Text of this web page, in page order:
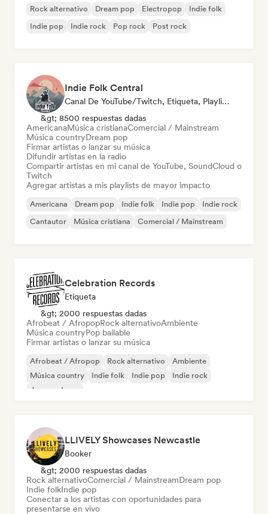
Rock alternativo Dream pop Electropop
Indie folk
Indie pop
Indie rock Pop rock Post rock
Indie Folk Central
Canal De YouTube/Twitch, Etiqueta, Playlist Curator, Emisoras De Radio
&gt; 8500 respuestas dadas
AmericanaMúsica cristianaComercial / Mainstream
Música countryDream pop
Firmar artistas o lanzar su música
Difundir artistas en la radio
Compartir artistas en mi canal de YouTube, SoundCloud o
Twitch
Agregar artistas a mis playlists de mayor impacto
Americana Dream pop Indie folk Indie pop
Indie rock
Cantautor
Música cristiana Comercial / Mainstream
Celebration Records
Etiqueta
&gt; 2000 respuestas dadas
Afrobeat / AfropopRock alternativoAmbiente
Música countryPop bailable
Firmar artistas o lanzar su música
Afrobeat / Afropop Rock alternativo
Ambiente
Música country
Indie folk Indie pop
Indie rock
Jazz moderno
LLIVELY Showcases Newcastle
Booker
&gt; 2000 respuestas dadas
Rock alternativoComercial / MainstreamDream pop
Indie folkIndie pop
Conectar a los artistas con oportunidades para
presentarse en vivo